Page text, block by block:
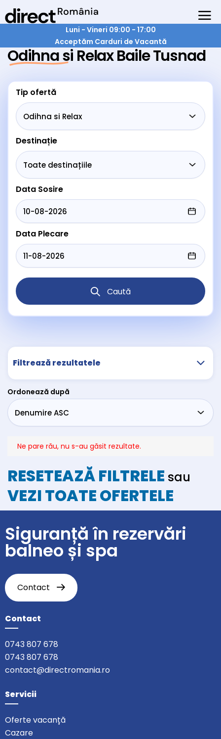
Luni - Vineri 09:00 - 17:00
Acceptăm Carduri de Vacantă
Odihna si Relax Baile Tusnad
Tip ofertă
Destinație
Data Sosire
Data Plecare
Caută
Filtrează rezultatele
Ordonează după
Ne pare rău, nu s-au găsit rezultate.
RESETEAZĂ FILTRELE sau
VEZI TOATE OFERTELE
Siguranță în rezervări
balneo și spa
Contact
Contact
0743 807 678
0743 807 678
contact@directromania.ro
Servicii
Oferte vacanță
Cazare